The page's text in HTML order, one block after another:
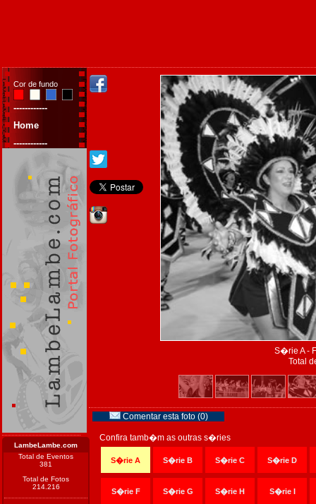
Cor de fundo
------------
Home
------------
LambeLambe.com
Total de Eventos
381
Total de Fotos
214.216
S�rie A -
Total
Comentar esta foto (0)
Confira tamb�m as outras s�ries
S�rie A S�rie B S�rie C S�rie D
S�rie F S�rie G S�rie H S�rie I